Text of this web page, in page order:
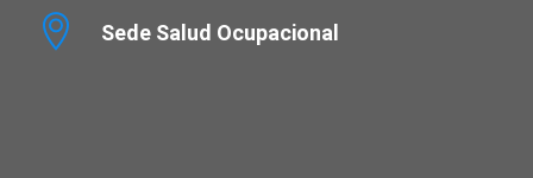
Sede Salud Ocupacional